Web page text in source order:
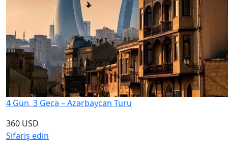
4 Gün, 3 Gecə – Azərbaycan Turu
360 USD
Sifariş edin